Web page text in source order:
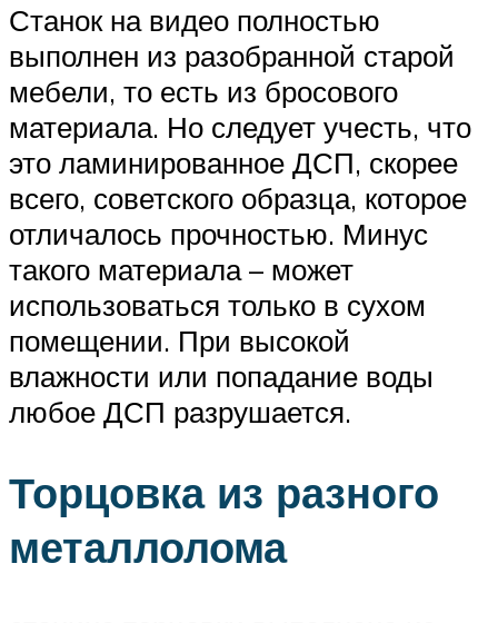
Станок на видео полностью
выполнен из разобранной старой
мебели, то есть из бросового
материала. Но следует учесть, что
это ламинированное ДСП, скорее
всего, советского образца, которое
отличалось прочностью. Минус
такого материала – может
использоваться только в сухом
помещении. При высокой
влажности или попадание воды
любое ДСП разрушается.
Торцовка из разного
металлолома